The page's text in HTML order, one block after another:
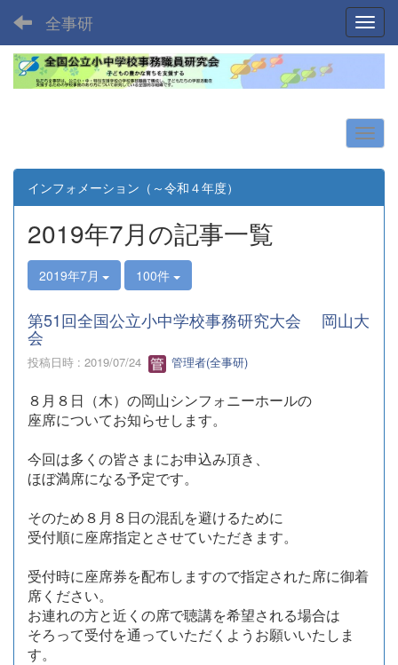
全事研
インフォメーション（～令和４年度）
2019年7月の記事一覧
2019年7月 100件
第51回全国公立小中学校事務研究大会 岡山大
会
投稿日時 : 2019/07/24 管理者(全事研)
８月８日（木）の岡山シンフォニーホールの
座席についてお知らせします。
今回は多くの皆さまにお申込み頂き、
ほぼ満席になる予定です。
そのため８月８日の混乱を避けるために
受付順に座席指定とさせていただきます。
受付時に座席券を配布しますので指定された席に御着
席ください。
お連れの方と近くの席で聴講を希望される場合は
そろって受付を通っていただくようお願いいたしま
す。